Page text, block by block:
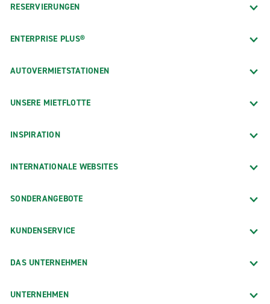
RESERVIERUNGEN
ENTERPRISE PLUS®
AUTOVERMIETSTATIONEN
UNSERE MIETFLOTTE
INSPIRATION
INTERNATIONALE WEBSITES
SONDERANGEBOTE
KUNDENSERVICE
DAS UNTERNEHMEN
UNTERNEHMEN